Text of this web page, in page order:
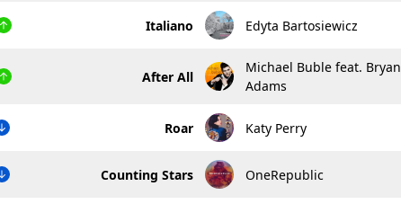
Italiano Edyta Bartosiewicz
After All
Michael Buble feat. Bryan
Adams
Roar Katy Perry
Counting Stars OneRepublic